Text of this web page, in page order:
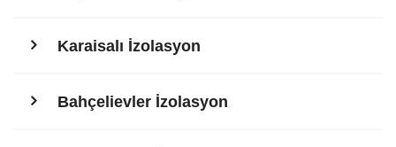
Karaisalı İzolasyon
Bahçelievler İzolasyon